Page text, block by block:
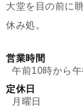
大堂を目の前に
休み処。
営業時間
午前10時から
定休日
月曜日